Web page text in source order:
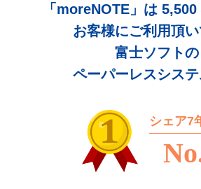
「moreNOTE」は
お客様にご利用頂
富士ソフトの
ペーパーレスシス
シェア7